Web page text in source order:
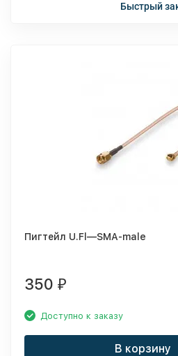
Быстрый
Пигтейл U.Fl—SMA-male
350 ₽
Доступно к заказу
В корзину